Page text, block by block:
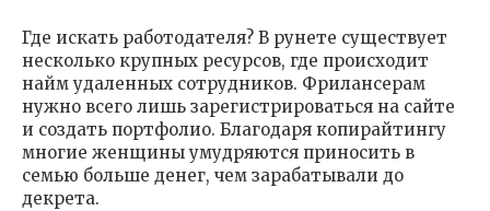
Где искать работодателя? В рунете существует
несколько крупных ресурсов, где происходит
найм удаленных сотрудников. Фрилансерам
нужно всего лишь зарегистрироваться на сайте
и создать портфолио. Благодаря копирайтингу
многие женщины умудряются приносить в
семью больше денег, чем зарабатывали до
декрета.